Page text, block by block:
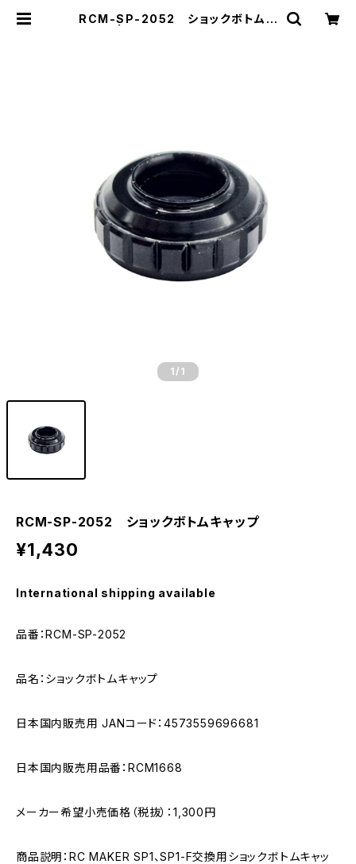
RCM-SP-2052 ショックボトムキ
1 /1
RCM-SP-2052 ショックボトムキャップ
¥1,430
International shipping available
品番：RCM-SP-2052
品名：ショックボトムキャップ
日本国内販売用 JANコード：4573559696681
日本国内販売用品番：RCM1668
メーカー希望小売価格（税抜）：1,300円
商品説明：RC MAKER SP1、SP1-F交換用ショックボトムキャッ